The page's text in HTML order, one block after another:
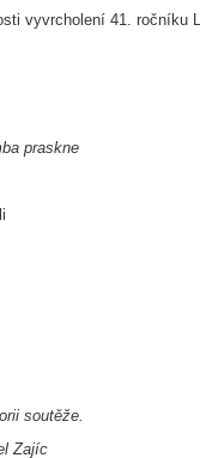
vyvrcholení 41. ročníku
praskne
soutěže.
Zajíc